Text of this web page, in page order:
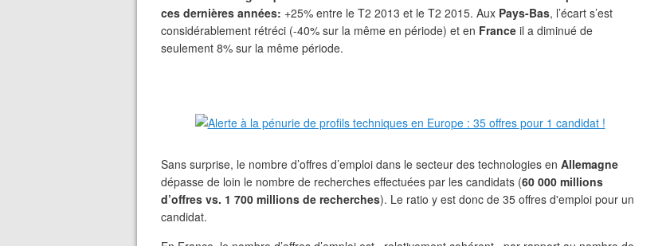
ces dernières années: +25% entre le T2 2013 et le T2 2015. Aux Pays-Bas, l’écart s’est
considérablement rétréci (-40% sur la même en période) et en France il a diminué de
seulement 8% sur la même période.
Sans surprise, le nombre d’offres d’emploi dans le secteur des technologies en Allemagne
dépasse de loin le nombre de recherches effectuées par les candidats (60 000 millions
d’offres vs. 1 700 millions de recherches). Le ratio y est donc de 35 offres d'emploi pour un
candidat.